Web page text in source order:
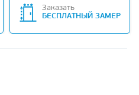
Заказать
БЕСПЛАТНЫЙ ЗАМЕР